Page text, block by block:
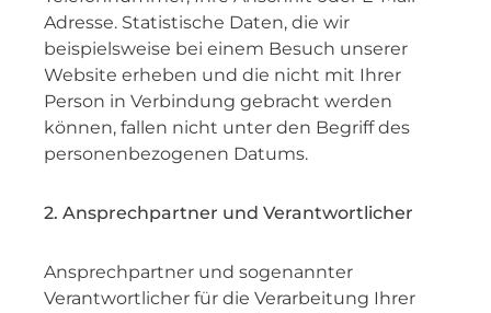
Adresse. Statistische Daten, die wir
beispielsweise bei einem Besuch unserer
Website erheben und die nicht mit Ihrer
Person in Verbindung gebracht werden
können, fallen nicht unter den Begriff des
personenbezogenen Datums.
2. Ansprechpartner und Verantwortlicher
Ansprechpartner und sogenannter
Verantwortlicher für die Verarbeitung Ihrer